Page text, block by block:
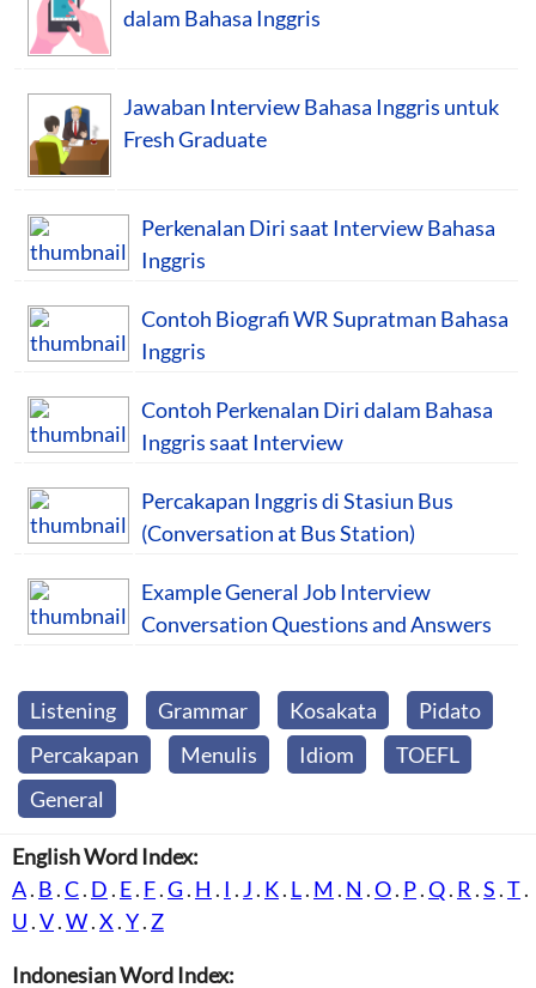
dalam Bahasa Inggris
Jawaban Interview Bahasa Inggris untuk
Fresh Graduate
Perkenalan Diri saat Interview Bahasa
Inggris
Contoh Biografi WR Supratman Bahasa
Inggris
Contoh Perkenalan Diri dalam Bahasa
Inggris saat Interview
Percakapan Inggris di Stasiun Bus
(Conversation at Bus Station)
Example General Job Interview
Conversation Questions and Answers
Listening Grammar Kosakata
Pidato
Percakapan
Menulis Idiom
TOEFL
General
English Word Index:
A. B .C. D . E. F.G. H . I . J . K. L. M . N .O. P.Q. R .S .T.
U .V.W.X .Y. Z
Indonesian Word Index: